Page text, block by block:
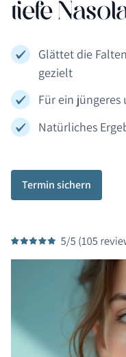
tiefe
Glättet die
gezielt
Für ein jüngeres
Natürliches
Termin sichern